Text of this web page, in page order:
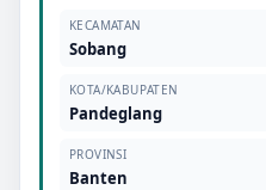
KECAMATAN
Sobang
KOTA/KABUPATEN
Pandeglang
PROVINSI
Banten